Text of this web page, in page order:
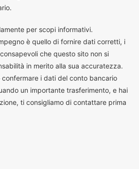
per scopi informativi.
è quello di fornire dati corretti, i
che questo sito non si
in merito alla sua accuratezza.
i dati del conto bancario
un importante trasferimento, e hai
ti consigliamo di contattare prima